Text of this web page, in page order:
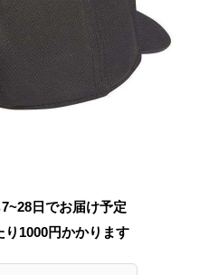
日でお届け予定
り 1000円かかります